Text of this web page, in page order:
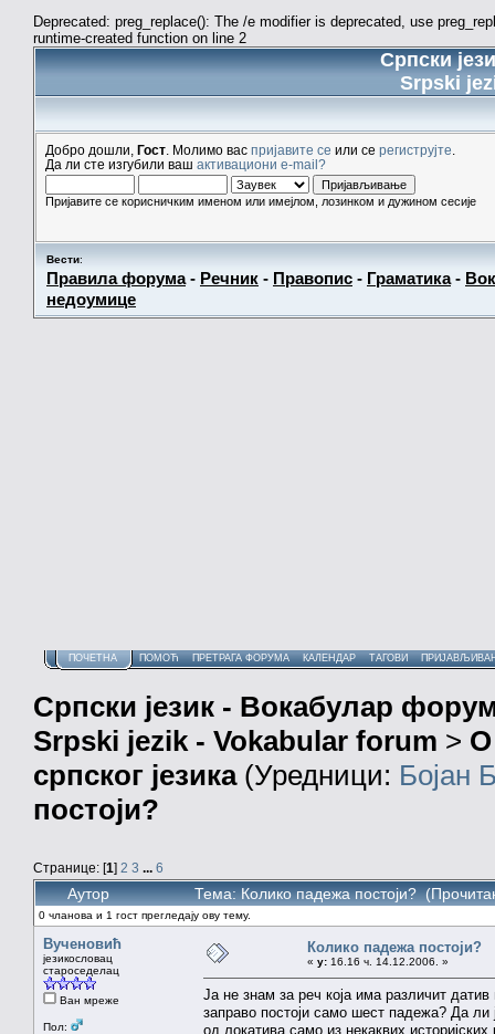
Deprecated: preg_replace(): The /e modifier is deprecated, use
runtime-created function on line 2
Српски
Srpski
Добро дошли, Гост . Молимо вас пријавите се или се региструјте
Да ли сте изгубили ваш активациони e-mail?
Пријавите се корисничким именом или имејлом, лозинком и дужином сесије
Вести:
Правила форума- Речник - Правопис - Граматика-
недоумице
ПОЧЕТНА ПОМОЋ ПРЕТРАГА ФОРУМА КАЛЕНДАР ТАГОВИ
Српски језик - Вокабулар
Srpski jezik - Vokabular forum > О
српског језика(Уредници: Бојан
постоји?
Странице: [1] 2 3 ... 6
Аутор Тема: Колико падежа постоји?
0 чланова и 1 гост прегледају ову тему.
Вученовић
језикословац
староседелац
Ван мреже
Пол:
Колико падежа постоји?
« у: 16.16 ч. 14.12.2006. »
Ја не знам за реч која има различит
заправо постоји само шест падежа? Да ли
од локатива само из некаквих историјских